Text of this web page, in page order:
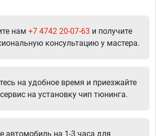
нам +7 4742 20-07-63 и получите
консультацию у мастера.
на удобное время и приезжайте
на установку чип тюнинга.
автомобиль на 1-3 часа для